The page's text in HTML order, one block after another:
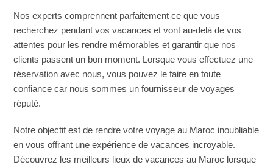
Nos experts comprennent parfaitement ce que vous
recherchez pendant vos vacances et vont au-delà de vos
attentes pour les rendre mémorables et garantir que nos
clients passent un bon moment. Lorsque vous effectuez une
réservation avec nous, vous pouvez le faire en toute
confiance car nous sommes un fournisseur de voyages
réputé.
Notre objectif est de rendre votre voyage au Maroc inoubliable
en vous offrant une expérience de vacances incroyable.
Découvrez les meilleurs lieux de vacances au Maroc lorsque